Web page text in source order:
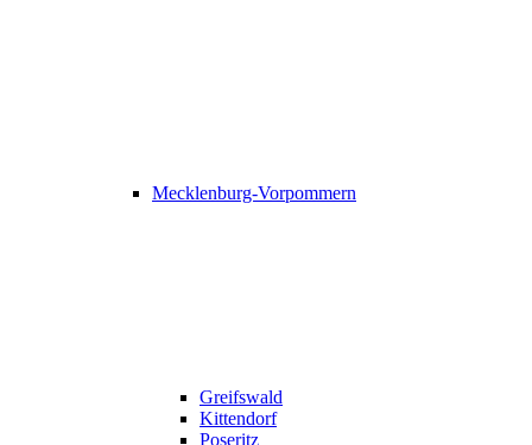
Mecklenburg-Vorpommern
Greifswald
Kittendorf
Poseritz